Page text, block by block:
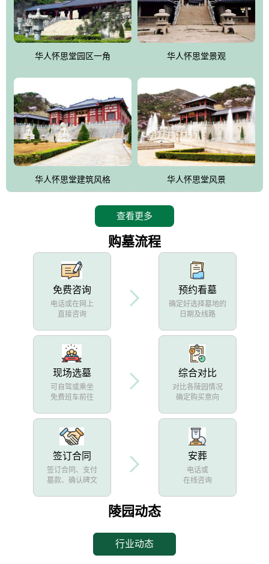
厅七千个福位分十二小区，按十二地支命名。客户选位，可依据生
肖、八字、时辰亦可参考地理方位、职业、兴趣爱好等等。堂中是
地宫陵寝式的，入口楹联选材于著名田园诗人陶渊明"亲戚或余悲，
他人亦已歌，死后何所道，托体同山阿"中的后两句。反应了回归大
雀，后玄武"的四大吉祥物铜雕挂件。
华人怀思堂园区一角 华人怀思堂景观
华人怀思堂建筑风格 华人怀思堂风景
查看更多
购墓流程
免费咨询
电话或在网上
直接咨询
预约看墓
确定好选择墓地的
日期及线路
现场选墓
可自驾或乘坐
免费班车前往
综合对比
对比各陵园情况
确定购买意向
签订合同
签订合同、支付
墓款、确认碑文
安葬
电话或
在线咨询
陵园动态
行业动态